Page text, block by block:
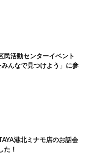
民活動センターイベント
みんなで見つけよう」に参
港北ミナモ店のお話会
た！